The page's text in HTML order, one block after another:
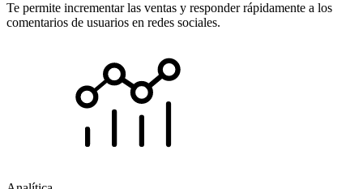
Te permite incrementar las ventas y responder rápidamente a los
comentarios de usuarios en redes sociales.